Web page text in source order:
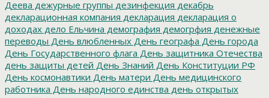
Деева дежурные группы дезинфекция декабрь
декларационная компания декларация декларация о
доходах дело Ельчина демография демогрфия денежные
переводы День влюбленных День географа День города
День Государственного флага День защитника Отечества
день защиты детей День Знаний День Конституции РФ
День космонавтики День матери День медицинского
работника День народного единства день открытых